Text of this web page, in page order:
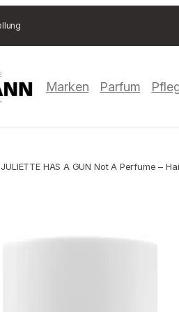
Marken Parfum
HAS A GUN Not A Perfume –